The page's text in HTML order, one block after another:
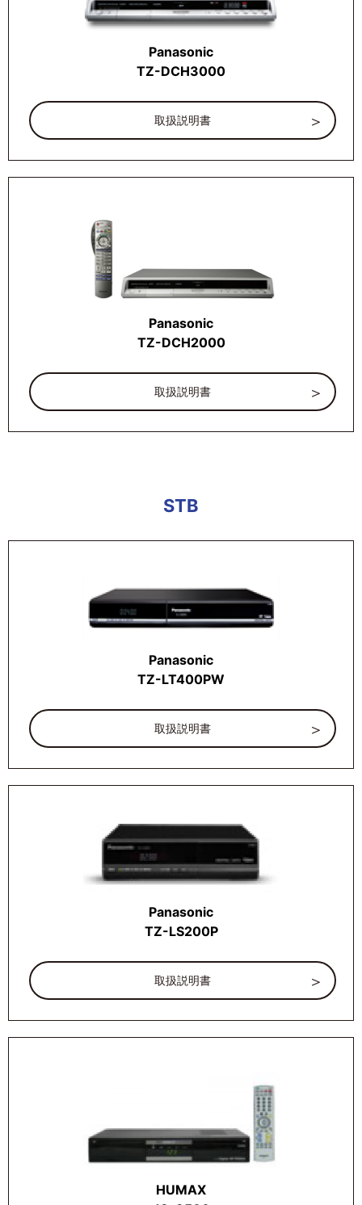
Panasonic
TZ-DCH3000
取扱説明書
Panasonic
TZ-DCH2000
取扱説明書
STB
Panasonic
TZ-LT400PW
取扱説明書
Panasonic
TZ-LS200P
取扱説明書
HUMAX